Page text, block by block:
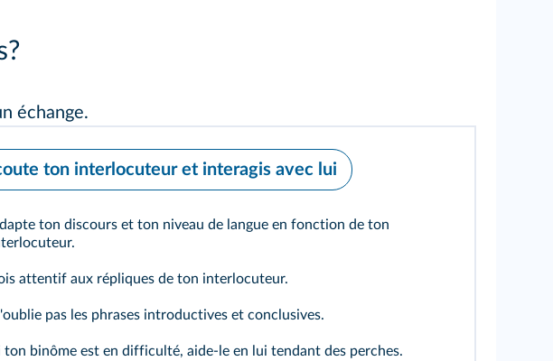
échange.
ton interlocuteur et interagis avec lui
ton discours et ton niveau de langue en fonction de ton
attentif aux répliques de ton interlocuteur.
pas les phrases introductives et conclusives.
ton binôme est en difficulté, aide-le en lui tendant des perches.